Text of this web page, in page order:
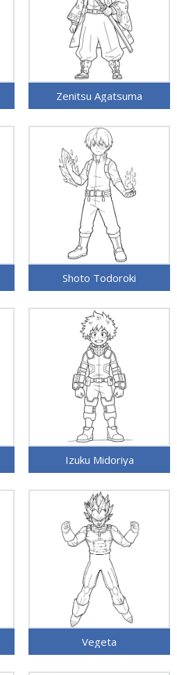
Zenitsu Agatsuma
Shoto Todoroki
Izuku Midoriya
Vegeta